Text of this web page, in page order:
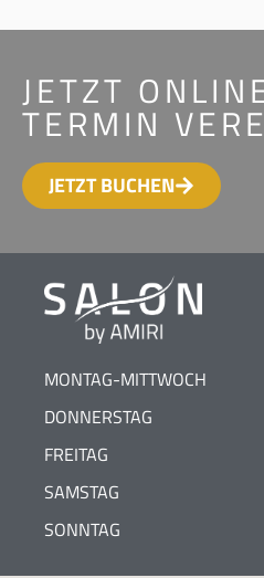
JETZT
TERMIN
JETZT BUCHEN
MONTAG-MITTWOCH
DONNERSTAG
FREITAG
SAMSTAG
SONNTAG